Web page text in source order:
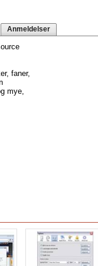
Anmeldelser
faner,
mye,